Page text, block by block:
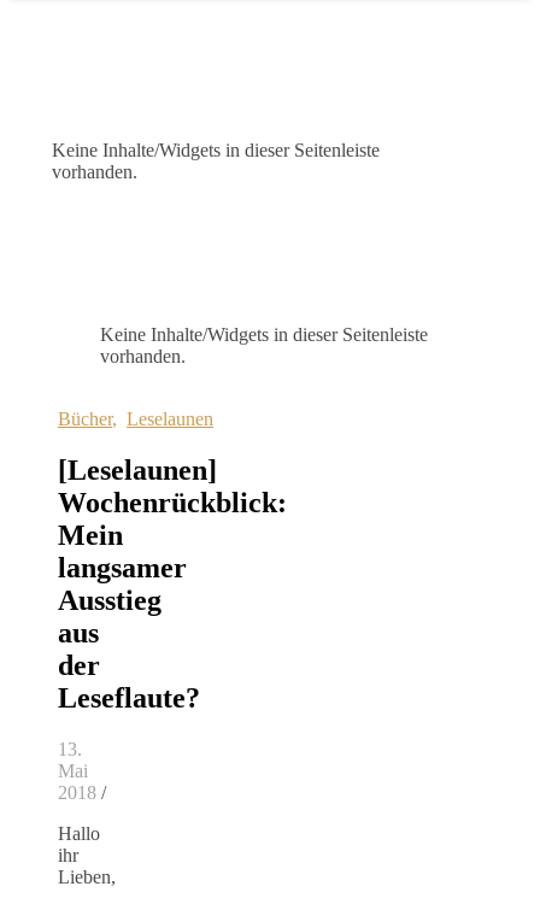
Keine Inhalte/Widgets in dieser Seitenleiste
vorhanden.
Keine Inhalte/Widgets in dieser Seitenleiste
vorhanden.
Bücher, Leselaunen
[Leselaunen]
Wochenrückblick:
Mein
langsamer
Ausstieg
aus
der
Leseflaute?
13.
Mai
2018 /
Hallo
ihr
Lieben,